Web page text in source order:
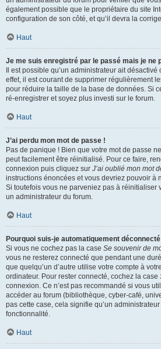
également possible que le propriétaire du site
configuration de son côté, et qu’il devra la
Haut
Je me suis enregistré par le passé mais je ne
Il est possible qu’un administrateur ait
effet, il est courant de supprimer régulièrement
pour réduire la taille de la base de données. Si
ré-enregistrer et soyez plus investi sur le forum.
Haut
J’ai perdu mon mot de passe !
Pas de panique ! Bien que votre mot de passe
peut facilement être réinitialisé. Pour ce faire,
connexion puis cliquez sur J’ai oublié mon mot
instructions énoncées et vous devriez pouvoir à
Si toutefois vous ne parveniez pas à réinitialiser
un administrateur du forum.
Haut
Pourquoi suis-je automatiquement
Si vous ne cochez pas la case Se souvenir de
vous ne resterez connecté que pendant une
que quelqu’un d’autre utilise votre compte à
ordinateur. Pour rester connecté, cochez la case
connexion. Ce n’est pas recommandé si vous
accéder au forum (bibliothèque, cyber-café,
pas cette case, cela signifie qu’un
fonctionnalité.
Haut